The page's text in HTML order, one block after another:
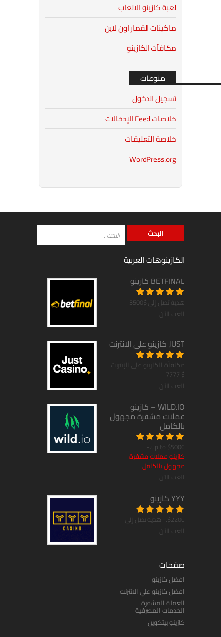
لعبة كازينو الالعاب
ماكينات القمار اون لاين
مكافآت الكازينو
منوعات
تسجيل الدخول
خلاصات Feed الإدخالات
خلاصة التعليقات
WordPress.org
الكازينوهات العربية
BETFINAL كازينو
هدية تصل إلى $3500
العب الآن
JUST كازينو على الانترنت
مكافأة الكازينو على الإنترنت
$ 7777
العب الآن
WILD.IO – كازينو
عملات مشفرة مجهول
بالكامل
up to $5000.-
كازينو عملات مشفرة
مجهول بالكامل
العب الآن
YYY كازينو
$2200.- هدية تصل إلى
العب الآن
صفحات
افضل كازينو
افضل كازينو علي الانترنت
العملة المشفرة
الخدمات المصرفية
كازينو بيتكوين